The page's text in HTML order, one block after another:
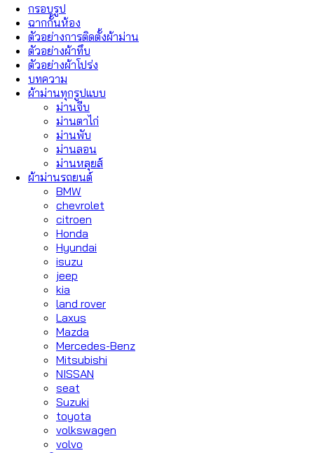
กรอบรูป
ฉากกั้นห้อง
ตัวอย่างการติดตั้งผ้าม่าน
ตัวอย่างผ้าทึบ
ตัวอย่างผ้าโปร่ง
บทความ
ผ้าม่านทุกรูปแบบ
ม่านจีบ
ม่านตาไก่
ม่านพับ
ม่านลอน
ม่านหลุยส์
ผ้าม่านรถยนต์
BMW
chevrolet
citroen
Honda
Hyundai
isuzu
jeep
kia
land rover
Laxus
Mazda
Mercedes-Benz
Mitsubishi
NISSAN
seat
Suzuki
toyota
volkswagen
volvo